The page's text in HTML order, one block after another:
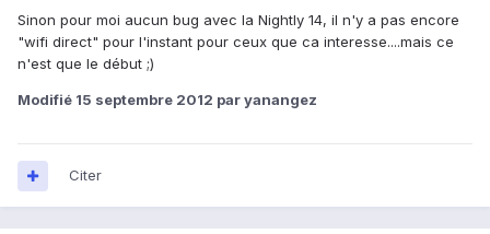
Sinon pour moi aucun bug avec la Nightly 14, il n'y a pas encore
"wifi direct" pour l'instant pour ceux que ca interesse....mais ce
n'est que le début ;)
Modifié 15 septembre 2012 par yanangez
Citer